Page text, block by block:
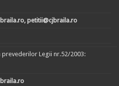
petitii@cjbraila.ro
Legii nr.52/2003: